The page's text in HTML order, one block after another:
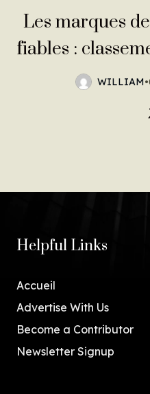
Les marques
fiables :
WILLIAM•
Helpful Links
Accueil
Advertise With Us
Become a Contributor
Newsletter Signup